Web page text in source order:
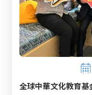
全球中華文化教育